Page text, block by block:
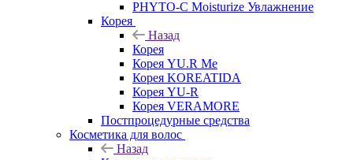
PHYTO-C Moisturize Увлажнение
Корея
Назад
Корея
Корея YU.R Me
Корея KOREATIDA
Корея YU-R
Корея VERAMORE
Постпроцедурные средства
Косметика для волос
Назад